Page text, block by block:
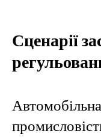
Сценарії